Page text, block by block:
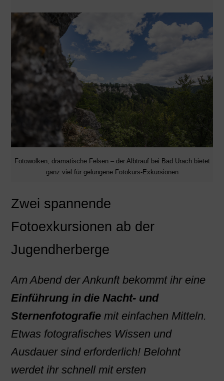
Fotowolken, dramatische Felsen – der Albtrauf bei Bad Urach bietet
ganz viel für gelungene Fotokurs-Exkursionen
Zwei spannende
Fotoexkursionen ab der
Jugendherberge
Am Abend der Ankunft bekommt ihr eine
Einführung in die Nacht- und
Sternenfotografiemit einfachen Mitteln.
Etwas fotografisches Wissen und
Ausdauer sind erforderlich! Belohnt
werdet ihr schnell mit ersten